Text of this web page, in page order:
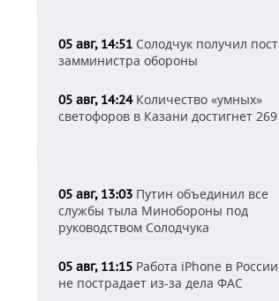
05 авг, 14:51 Солодчук получил пост
замминистра обороны
05 авг, 14:24Количество «умных»
светофоров в Казани достигнет 269
05 авг, 13:03 Путин объединил все
службы тыла Минобороны под
руководством Солодчука
05 авг, 11:15 Работа iPhone в России
не пострадает из-за дела ФАС